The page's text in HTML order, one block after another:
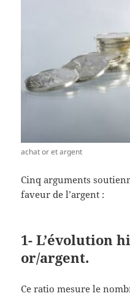
achat or et argent
Cinq arguments
faveur de l’argent :
1- L’évolution
or/argent.
Ce ratio mesure le